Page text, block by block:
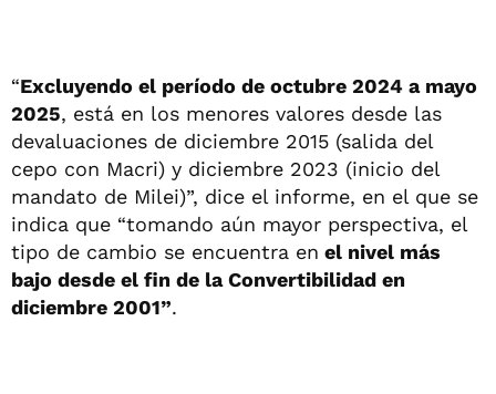
“Excluyendo el período de octubre 2024 a mayo
2025, está en los menores valores desde las
devaluaciones de diciembre 2015 (salida del
cepo con Macri) y diciembre 2023 (inicio del
mandato de Milei)”, dice el informe, en el que se
indica que “tomando aún mayor perspectiva, el
tipo de cambio se encuentra en el nivel más
bajo desde el fin de la Convertibilidad en
diciembre 2001”.